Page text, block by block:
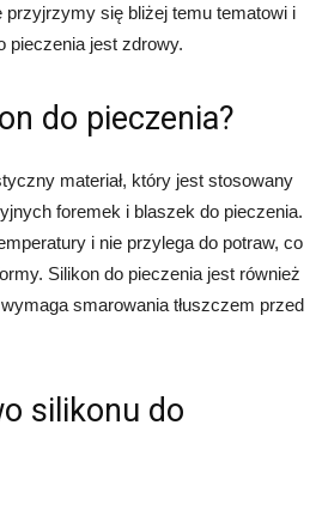
się bliżej temu tematowi i
pieczenia jest zdrowy.
do pieczenia?
materiał, który jest stosowany
foremek i blaszek do pieczenia.
i nie przylega do potraw, co
Silikon do pieczenia jest również
smarowania tłuszczem przed
silikonu do